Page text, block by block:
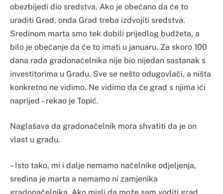
obezbijedi dio sredstva. Ako je obećano da će to
uraditi Grad, onda Grad treba izdvojiti sredstva.
Sredinom marta smo tek dobili prijedlog budžeta, a
bilo je obećanje da će to imati u januaru. Za skoro 100
dana rada gradonačelnika nije bio nijedan sastanak s
investitorima u Gradu. Sve se nešto odugovlači, a ništa
konkretno ne vidimo. Ne vidimo da će grad s njima ići
naprijed – rekao je Topić.
Naglašava da gradonačelnik mora shvatiti da je on
vlast u gradu.
– Isto tako, mi i dalje nemamo načelnike odjeljenja,
sredina je marta a nemamo ni zamjenika